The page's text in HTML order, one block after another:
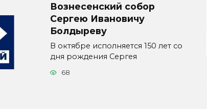
Вознесенский собор
Сергею Ивановичу
Болдыреву
В октябре исполняется 150 лет со
дня рождения Сергея
68